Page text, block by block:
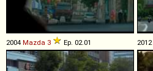
2004 Mazda 3 Ep. 02.01 2012